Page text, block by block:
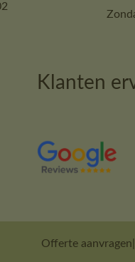
Klanten
Offerte aanvragen